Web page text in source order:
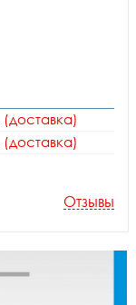
(доставка)
(доставка)
Отзывы